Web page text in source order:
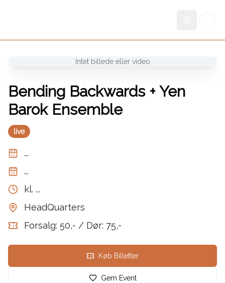
Intet billede eller video
Bending Backwards + Yen
Barok Ensemble
live
...
...
kl. ...
HeadQuarters
Forsalg: 50,- / Dør: 75,-
Køb Billetter
Gem Event